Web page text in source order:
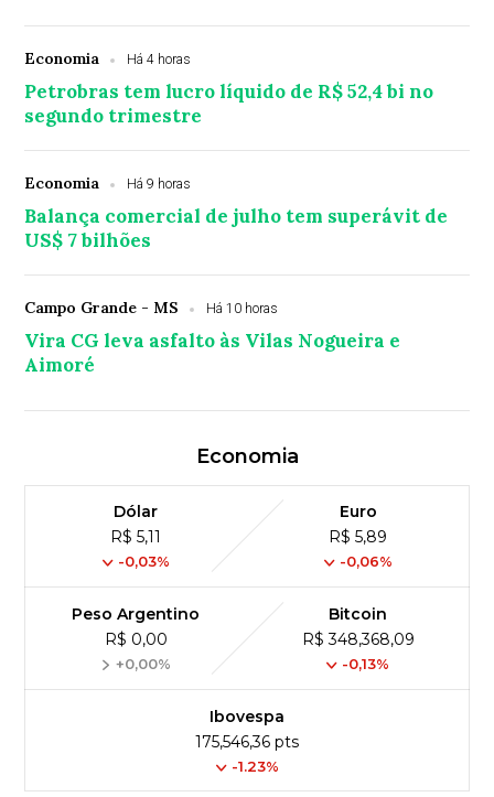
Economia Há 4 horas
Petrobras tem lucro líquido de R$ 52,4 bi no
segundo trimestre
Economia Há 9 horas
Balança comercial de julho tem superávit de
US$ 7 bilhões
Campo Grande - MS Há 10 horas
Vira CG leva asfalto às Vilas Nogueira e
Aimoré
Economia
Dólar
R$ 5,11
-0,03%
Euro
R$ 5,89
-0,06%
Peso Argentino
R$ 0,00
+0,00%
Bitcoin
R$ 348,368,09
-0,13%
Ibovespa
175,546,36 pts
-1.23%